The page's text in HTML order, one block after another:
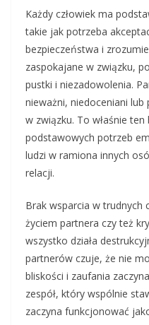
Każdy człowiek ma
takie jak potrzeba
bezpieczeństwa i
zaspokajane w związku,
pustki i niezadowolenia.
nieważni, niedoceniani
w związku. To właśnie
podstawowych potrzeb
ludzi w ramiona innych
relacji.
Brak wsparcia w trudnych
życiem partnera czy też
wszystko działa
partnerów czuje, że nie
bliskości i zaufania
zespół, który wspólnie
zaczyna funkcjonować